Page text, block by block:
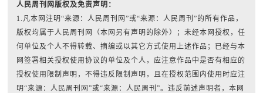
人民周刊网版权及免责声明：
1.凡本网注明“来源：人民周刊网”或“来源：人民周刊”的所有作品，
版权均属于人民周刊网（本网另有声明的除外）；未经本网授权，任
何单位及个人不得转载、摘编或以其它方式使用上述作品；已经与本
网签署相关授权使用协议的单位及个人，应注意作品中是否有相应的
授权使用限制声明，不得违反限制声明，且在授权范围内使用时应注
明“来源：人民周刊网”或“来源：人民周刊”。违反前述声明者，本网